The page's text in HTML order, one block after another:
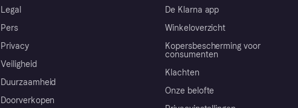
Legal
Pers
Privacy
Veiligheid
Duurzaamheid
Doorverkopen
De Klarna app
Winkeloverzicht
Kopersbescherming voor
consumenten
Klachten
Onze belofte